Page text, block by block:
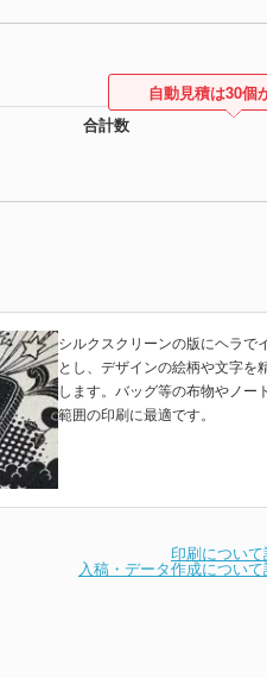
合計数
自動見積は30個
シルクスクリーンの版にヘラで
とし、デザインの絵柄や文字を
します。バッグ等の布物やノー
範囲の印刷に最適です。
印刷につい
入稿・データ作成につい